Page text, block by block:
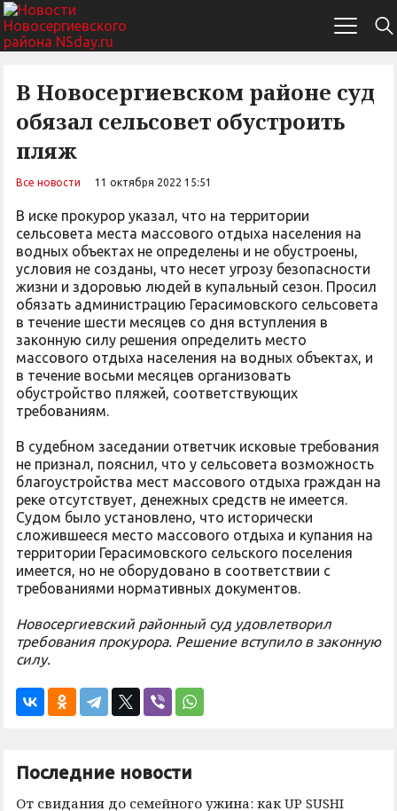
В Новосергиевском районе суд
обязал сельсовет обустроить
пляж
Все новости 11 октября 2022 15:51
В иске прокурор указал, что на территории
сельсовета места массового отдыха населения на
водных объектах не определены и не обустроены,
условия не созданы, что несет угрозу безопасности
жизни и здоровью людей в купальный сезон. Просил
обязать администрацию Герасимовского сельсовета
в течение шести месяцев со дня вступления в
законную силу решения определить место
массового отдыха населения на водных объектах, и
в течение восьми месяцев организовать
обустройство пляжей, соответствующих
требованиям.
В судебном заседании ответчик исковые требования
не признал, пояснил, что у сельсовета возможность
благоустройства мест массового отдыха граждан на
реке отсутствует, денежных средств не имеется.
Судом было установлено, что исторически
сложившееся место массового отдыха и купания на
территории Герасимовского сельского поселения
имеется, но не оборудовано в соответствии с
требованиями нормативных документов.
Новосергиевский районный суд удовлетворил
требования прокурора. Решение вступило в законную
силу.
Последние новости
От свидания до семейного ужина: как UP SUSHI